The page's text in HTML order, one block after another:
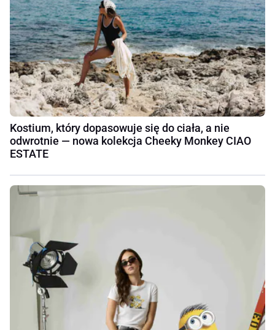
Kostium, który dopasowuje się do ciała, a nie
odwrotnie — nowa kolekcja Cheeky Monkey CIAO
ESTATE